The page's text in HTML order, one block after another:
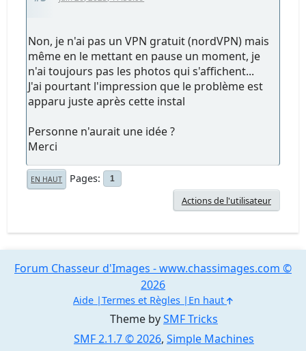
Non, je n'ai pas un VPN gratuit (nordVPN) mais
même en le mettant en pause un moment, je
n'ai toujours pas les photos qui s'affichent...
J'ai pourtant l'impression que le problème est
apparu juste après cette instal
Personne n'aurait une idée ?
Merci
EN HAUT Pages 1
Actions de l'utilisateur
Theme bySMF Tricks
SMF 2.1.7 © 2026, Simple Machines
Forum Chasseur d'Images - www.chassimages.com ©
2026
Aide Termes et Règles En haut